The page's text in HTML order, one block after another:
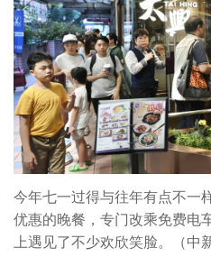
今年七一过得与往年有点不一
优惠的晚餐，专门改乘免费电
上遇见了不少欢欣笑脸。（中